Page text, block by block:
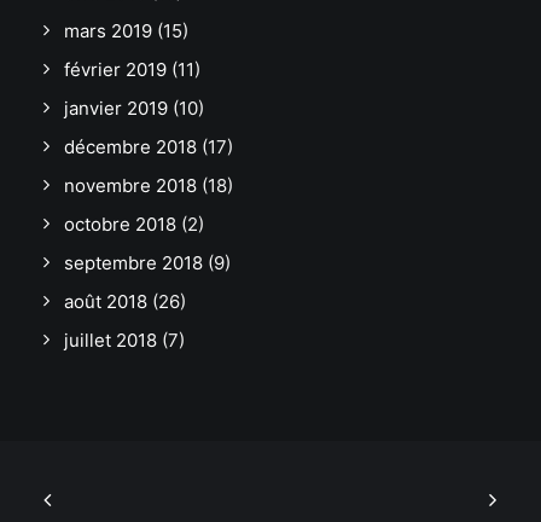
mars 2019 (15)
février 2019 (11)
janvier 2019 (10)
décembre 2018 (17)
novembre 2018 (18)
octobre 2018 (2)
septembre 2018 (9)
août 2018 (26)
juillet 2018 (7)